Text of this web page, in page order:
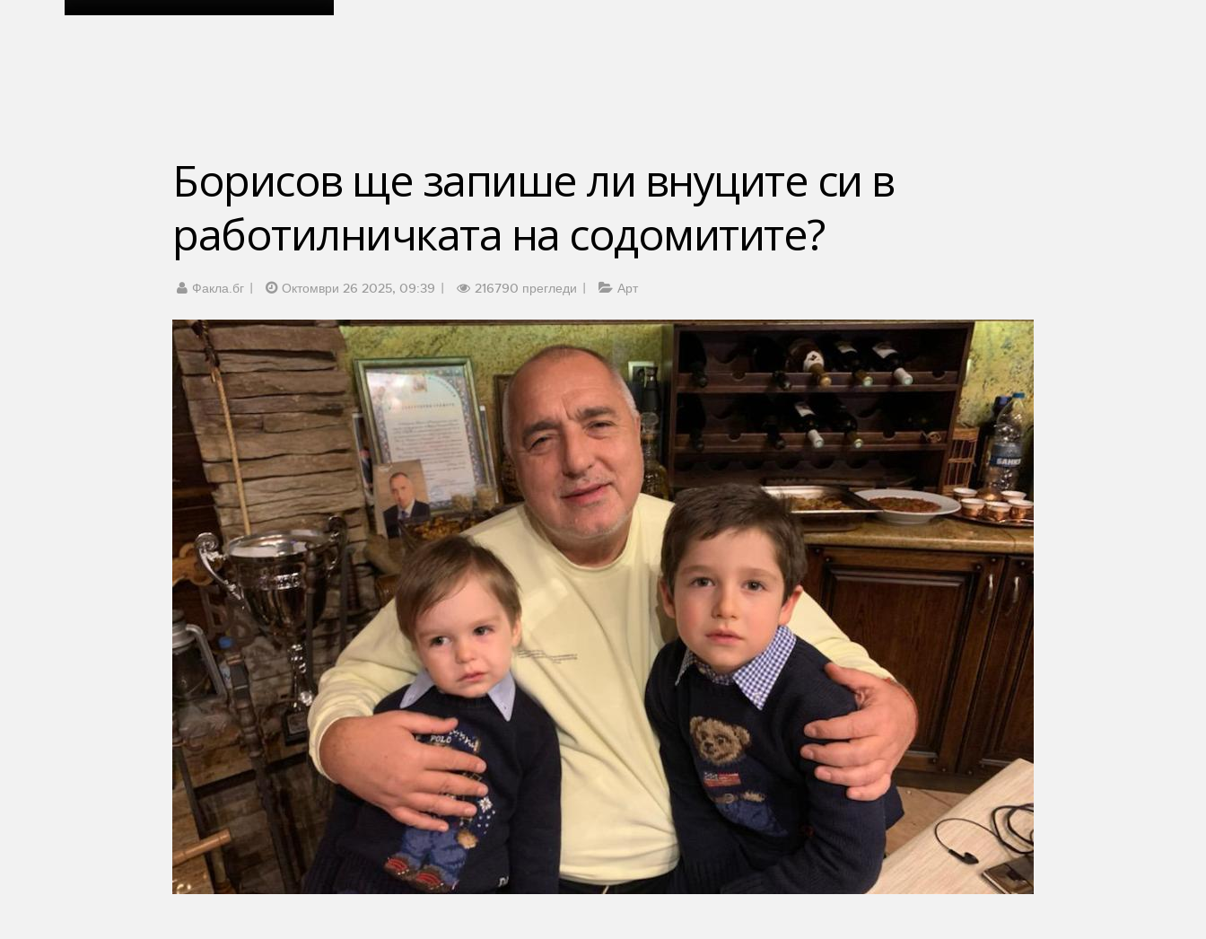
Борисов ще запише ли внуците си в
работилничката на содомитите?
Факла.бг Октомври 26 2025, 09:39 216790 прегледи Арт